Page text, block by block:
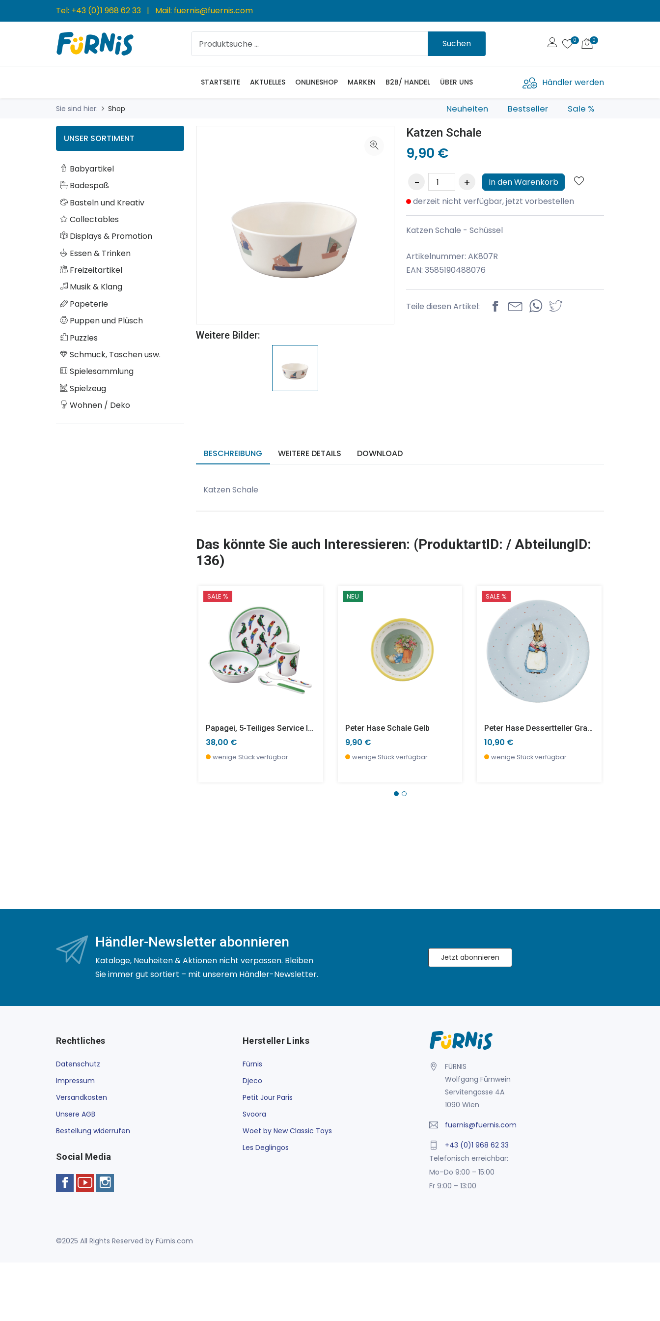
Tel: +43 (0)1 968 62 33 | Mail: fuernis@fuernis.com
Suchen
STARTSEITE AKTUELLES ONLINESHOP MARKEN B2B/ HANDEL ÜBER UNS Händler werden
Sie sind hier: Shop Neuheiten Bestseller Sale %
UNSER SORTIMENT
Babyartikel
Badespaß
Basteln und Kreativ
Collectables
Displays & Promotion
Essen & Trinken
Freizeitartikel
Musik & Klang
Papeterie
Puppen und Plüsch
Puzzles
Schmuck, Taschen usw.
Spielesammlung
Spielzeug
Wohnen / Deko
Weitere Bilder:
Katzen Schale
9,90 €
In den Warenkorb
derzeit nicht verfügbar, jetzt vorbestellen
Katzen Schale - Schüssel
Artikelnummer: AK807R
EAN: 3585190488076
Teile diesen Artikel:
BESCHREIBUNG WEITERE DETAILS DOWNLOAD
Katzen Schale
Das könnte Sie auch Interessieren: (ProduktartID: / AbteilungID:
136)
SALE %
Papagei, 5-Teiliges Service In Geschenkbox
38,00 €
wenige Stück verfügbar
NEU
Peter Hase Schale Gelb
9,90 €
wenige Stück verfügbar
SALE %
Peter Hase Dessertteller Grau 20 Cm
10,90 €
wenige Stück verfügbar
Händler-Newsletter abonnieren
Kataloge, Neuheiten & Aktionen nicht verpassen. Bleiben
Sie immer gut sortiert – mit unserem Händler-Newsletter.
Jetzt abonnieren
Rechtliches
Datenschutz
Impressum
Versandkosten
Unsere AGB
Bestellung widerrufen
Social Media
Hersteller Links
Fürnis
Djeco
Petit Jour Paris
Svoora
Woet by New Classic Toys
Les Deglingos
FÜRNIS
Wolfgang Fürnwein
Servitengasse 4A
1090 Wien
fuernis@fuernis.com
+43 (0)1 968 62 33
Telefonisch erreichbar:
Mo–Do 9:00 – 15:00
Fr 9:00 – 13:00
©2025 All Rights Reserved by Fürnis.com